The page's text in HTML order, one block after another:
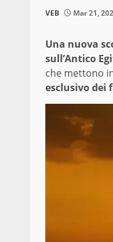
VEB Mar 21,
Una nuova
sull’Antico
che mettono
esclusivo dei